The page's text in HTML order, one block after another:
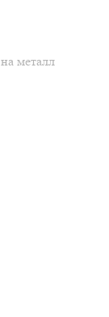
металл